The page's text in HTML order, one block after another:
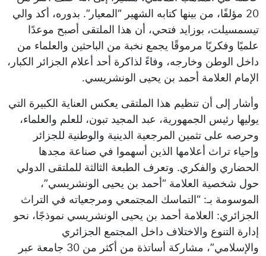
20 مؤلفًا، من بينها كتابه الشهير “المعيار”. بدوره، أكد والي
تيسمسيلت، بوزايد فتحي، أن هذا الملتقى أصبح موعدًا
علميًا وفكريًا مرموقًا يجمع نخبة من الباحثين والعلماء من
داخل الوطن وخارجه، وفاءً لذاكرة أحد أعلام الجزائر الكبار،
الإمام العلامة أحمد بن يحيى الونشريسي.
وأشار إلى أن تنظيم هذا الملتقى يعكس العناية الكبيرة التي
يوليها رئيس الجمهورية، عبد المجيد تبون، للعلم والعلماء،
وحرصه على تثمين المرجعية الدينية والوطنية للجزائر
وإحياء تراث أعلامها الذين أسهموا في صناعة مجدها
الحضاري والفكري. وتعرف الطبعة الثالثة للملتقى الدولي
حول شخصية العلامة “أحمد بن يحيى الونشريسي”،
الموسومة بـ: “التماسك المجتمعي ومرجعياته في التراث
الجزائري: العلامة أحمد بن يحيى الونشريسي نموذجًا، نحو
إدارة التنوع والاختلاف داخل المجتمع الجزائري
والإسلامي”، مشاركة أساتذة من أكثر من 30 جامعة عبر